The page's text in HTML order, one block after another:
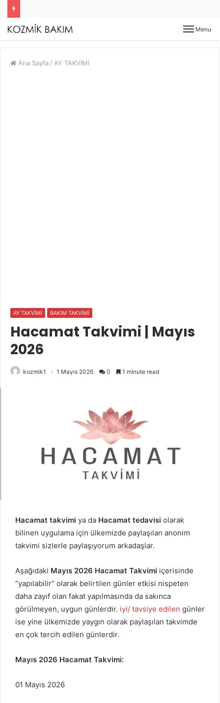
Menu
Ana Sayfa / AY TAKVİMİ
AY TAKVİMİ BAKIM TAKVİMİ
Hacamat Takvimi | Mayıs
2026
kozmik1 1 Mayıs 2026 0 1 minute read
Hacamat takvimi ya da Hacamat tedavisi olarak
bilinen uygulama için ülkemizde paylaşılan anonim
takvimi sizlerle paylaşıyorum arkadaşlar.
Aşağıdaki Mayıs 2026 Hacamat Takvimi içerisinde
“yapılabilir” olarak belirtilen günler etkisi nispeten
daha zayıf olan fakat yapılmasında da sakınca
görülmeyen, uygun günlerdir. iyi/ tavsiye edilen günler
ise yine ülkemizde yaygın olarak paylaşılan takvimde
en çok tercih edilen günlerdir.
Mayıs 2026 Hacamat Takvimi:
01 Mayıs 2026